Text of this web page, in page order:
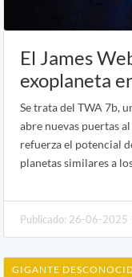
El James
exoplaneta
Se trata del TWA 7b,
abre nuevas puertas
refuerza el potencial
planetas similares a
Publicado: 26-06-2025
GIGANTE